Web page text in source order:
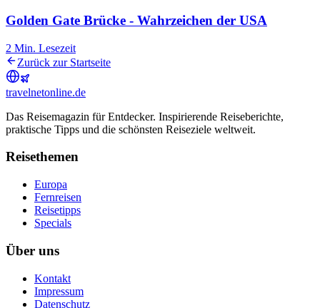
Golden Gate Brücke - Wahrzeichen der USA
2 Min. Lesezeit
Zurück zur Startseite
travelnetonline.de
Das Reisemagazin für Entdecker. Inspirierende Reiseberichte,
praktische Tipps und die schönsten Reiseziele weltweit.
Reisethemen
Europa
Fernreisen
Reisetipps
Specials
Über uns
Kontakt
Impressum
Datenschutz